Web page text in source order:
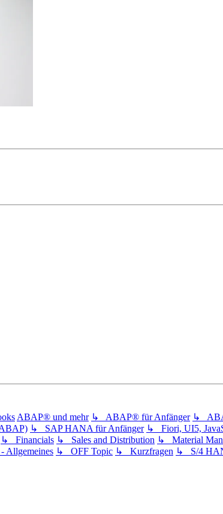
ABAP® und mehr ↳ ABAP® für Anfänger ↳
↳ SAP HANA für Anfänger ↳ Fiori, UI5,
↳ Financials ↳ Sales and Distribution ↳ Material
Allgemeines ↳ OFF Topic ↳ Kurzfragen ↳ S/4